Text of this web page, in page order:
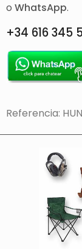
o WhatsApp.
+34 616 345
Referencia: